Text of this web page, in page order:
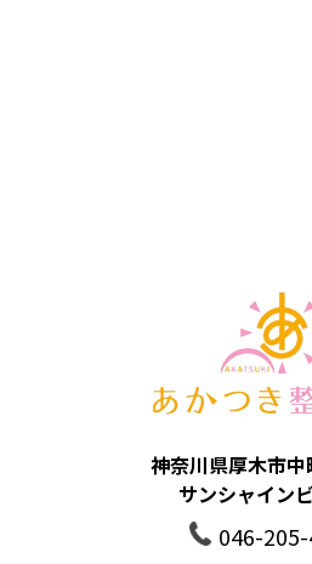
神奈川県厚木市
サンシャイン
046-